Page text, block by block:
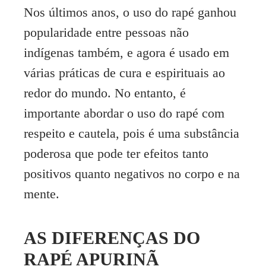
Nos últimos anos, o uso do rapé ganhou
popularidade entre pessoas não
indígenas também, e agora é usado em
várias práticas de cura e espirituais ao
redor do mundo. No entanto, é
importante abordar o uso do rapé com
respeito e cautela, pois é uma substância
poderosa que pode ter efeitos tanto
positivos quanto negativos no corpo e na
mente.
AS DIFERENÇAS DO
RAPÉ APURINÃ